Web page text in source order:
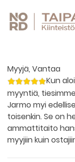
Myyjä, Vantaa
Kun
myyntiä,
Jarmo myi
toisenkin. Se on
ammattitaito
myyjiin kuin